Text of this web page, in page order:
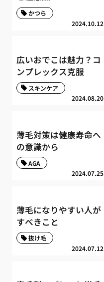
2024.10.12
かつら
広いおでこは魅力？コ
ンプレックス克服
2024.08.20
スキンケア
薄毛対策は健康寿命へ
の意識から
2024.07.25
AGA
薄毛になりやすい人が
すべきこと
2024.07.12
抜け毛